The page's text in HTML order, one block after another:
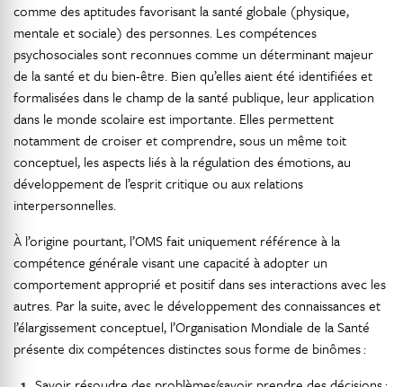
comme des aptitudes favorisant la santé globale (physique,
mentale et sociale) des personnes. Les compétences
psychosociales sont reconnues comme un déterminant majeur
de la santé et du bien-être. Bien qu’elles aient été identifiées et
formalisées dans le champ de la santé publique, leur application
dans le monde scolaire est importante. Elles permettent
notamment de croiser et comprendre, sous un même toit
conceptuel, les aspects liés à la régulation des émotions, au
développement de l’esprit critique ou aux relations
interpersonnelles.
À l’origine pourtant, l’OMS fait uniquement référence à la
compétence générale visant une capacité à adopter un
comportement approprié et positif dans ses interactions avec les
autres. Par la suite, avec le développement des connaissances et
l’élargissement conceptuel, l’Organisation Mondiale de la Santé
présente dix compétences distinctes sous forme de binômes :